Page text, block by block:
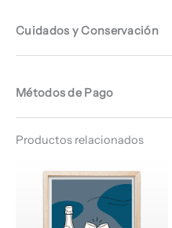
Cuidados y Conservación
Métodos de Pago
Productos relacionados
de